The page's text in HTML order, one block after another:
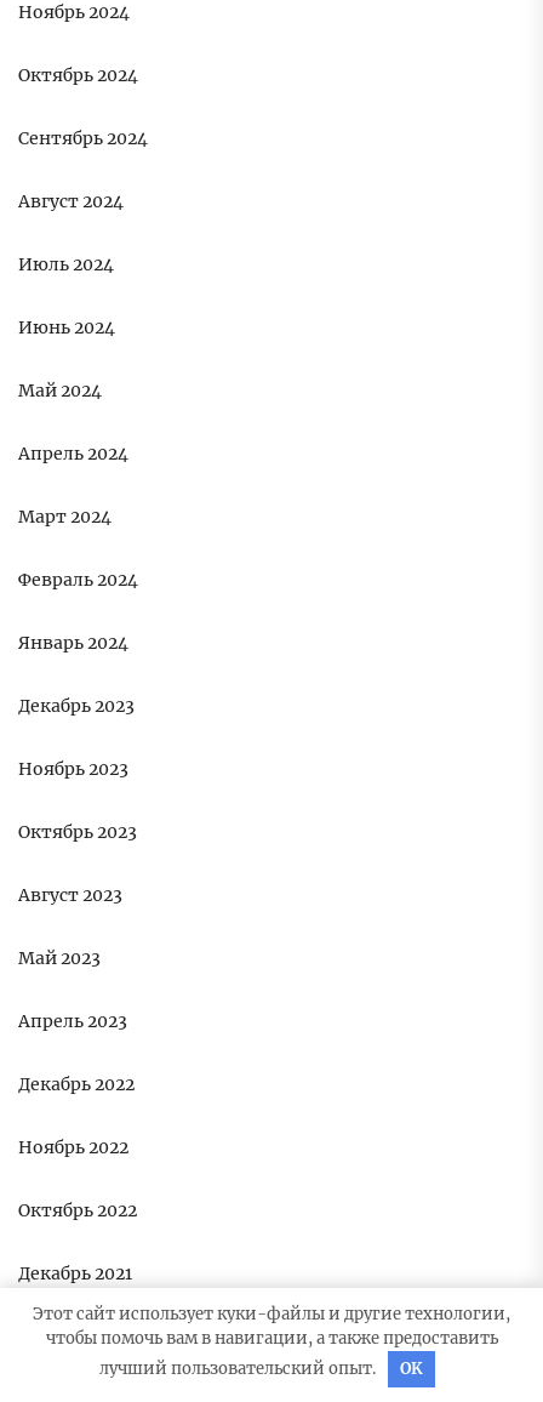
Ноябрь 2024
Октябрь 2024
Сентябрь 2024
Август 2024
Июль 2024
Июнь 2024
Май 2024
Апрель 2024
Март 2024
Февраль 2024
Январь 2024
Декабрь 2023
Ноябрь 2023
Октябрь 2023
Август 2023
Май 2023
Апрель 2023
Декабрь 2022
Ноябрь 2022
Октябрь 2022
Декабрь 2021
РУБРИКИ
Этот сайт использует куки-файлы и другие технологии,
чтобы помочь вам в навигации, а также предоставить
лучший пользовательский опыт.
OK